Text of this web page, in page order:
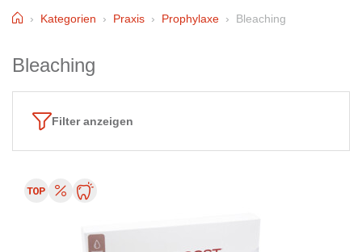
HomeKategorien Praxis Prophylaxe Bleaching
Bleaching
Filter anzeigen